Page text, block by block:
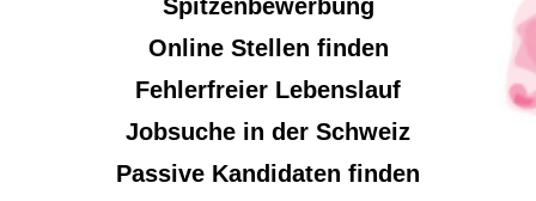
Spitzenbewerbung
Online Stellen finden
Fehlerfreier Lebenslauf
Jobsuche in der Schweiz
Passive Kandidaten finden